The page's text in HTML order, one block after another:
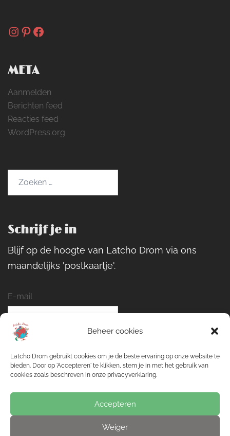
Beheer cookies
Latcho Drom gebruikt cookies om je de beste ervaring op onze website te
bieden. Door op 'Accepteren' te klikken, stem je in met het gebruik van
cookies zoals beschreven in onze privacyverklaring.
Accepteren
Weiger
Instagram
Pinterest
Facebook
META
Aanmelden
Berichten feed
Reacties feed
WordPress.org
Schrijf je in
Blijf op de hoogte van Latcho Drom via ons
maandelijks 'postkaartje'.
E-mail
Naam